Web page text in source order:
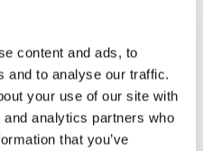
content and ads, to
and to analyse our traffic.
your use of our site with
analytics partners who
that you’ve